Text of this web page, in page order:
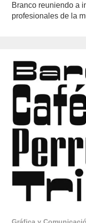
Branco reuniendo a
profesionales de la